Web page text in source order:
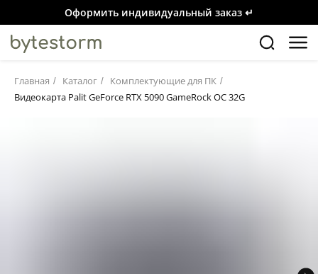
Оформить индивидуальный заказ ↵
Главная / Каталог / Комплектующие для ПК /
Видеокарта Palit GeForce RTX 5090 GameRock OC 32G